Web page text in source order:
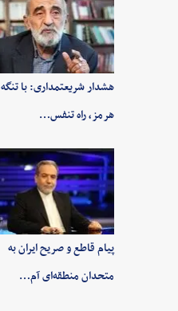
هشدار شریعتمداری: با تنگه
هرمز، راه تنفس…
پیام قاطع و صریح ایران به
متحدان منطقه‌ای آم…